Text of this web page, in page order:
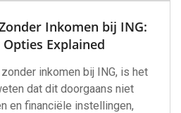
Inkomen bij ING:
Explained
inkomen bij ING, is het
dat dit doorgaans niet
en financiële instellingen,